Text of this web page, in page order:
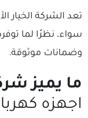
تعد الشركة الخيار
سواء، نظرًا لما
وضمانات موثوقة.
ما يميز
اجهزه